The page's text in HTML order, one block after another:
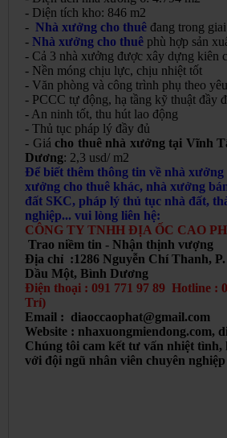
- Diện tích kho: 846 m2
- Nhà xưởng cho thuê đang trong
- Nhà xưởng cho thuê phù hợp sản
- Cả 3 nhà xưởng được xây dựng kiên
- Nền móng chịu lực, chịu nhiệt tốt
- Văn phòng và công trình phụ theo
- PCCC tự động, hạ tầng kỹ thuật đầy
- An ninh tốt, thu hút lao động
- Thủ tục pháp lý đầy đủ
- Giácho thuê nhà xưởng tại Vĩnh
Dương: 2,3 usd/ m2
Để biết thêm thông tin về nhà xưởng
xưởng cho thuê khác, nhà xưởng
đất SKC, pháp lý thủ tục nhà đất,
nghiệp... vui lòng liên hệ:
CÔNG TY TNHH ĐỊA ỐC CAO
Trao niềm tin - Nhận thịnh vượng
Địa chỉ :1286 Nguyễn Chí Thanh,
Dầu Một, Bình Dương
Điện thoại : 091 771 97 89 Hotline :
Trí)
Email : diaoccaophat@gmail.com
Website : nhaxuongmiendong.com,
Chúng tôi cam kết tư vấn nhiệt tình,
với đội ngũ nhân viên chuyên